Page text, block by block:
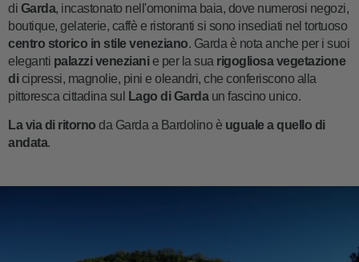
di Garda, incastonato nell'omonima baia, dove numerosi negozi,
boutique, gelaterie, caffè e ristoranti si sono insediati nel tortuoso
centro storico in stile veneziano. Garda è nota anche per i suoi
eleganti palazzi venezianie per la sua rigogliosa vegetazione
dicipressi, magnolie, pini e oleandri, che conferiscono alla
pittoresca cittadina sul
Lago di Gardaun fascino unico.
La via di ritorno da Garda a Bardolino è uguale a quello di
andata.